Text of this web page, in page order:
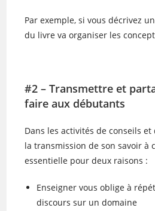
Par exemple, si vous décrivez
du livre va organiser les
#2 – Transmettre et
faire aux débutants
Dans les activités de conseils et
la transmission de son savoir à
essentielle pour deux raisons :
Enseigner vous oblige à
discours sur un domaine